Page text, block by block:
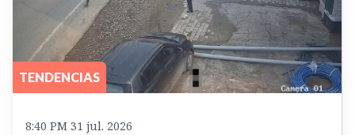
TENDENCIAS
8:40 PM 31 jul. 2026